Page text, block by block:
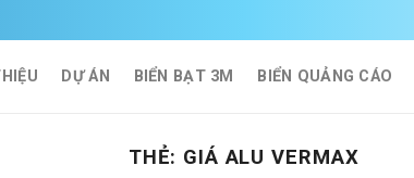
DỰ ÁN BIỂN BẠT 3M BIỂN QUẢNG CÁO
THẺ: GIÁ ALU VERMAX